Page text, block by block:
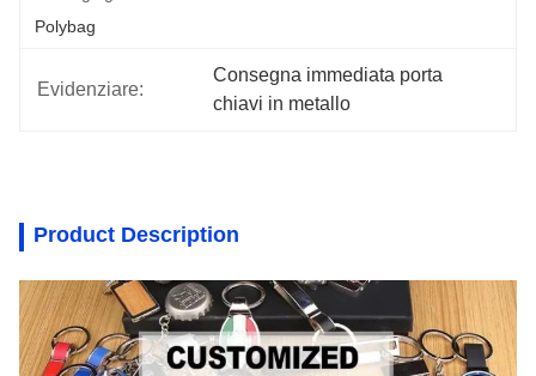
Polybag
Evidenziare:
Consegna immediata porta
chiavi in metallo
Product Description